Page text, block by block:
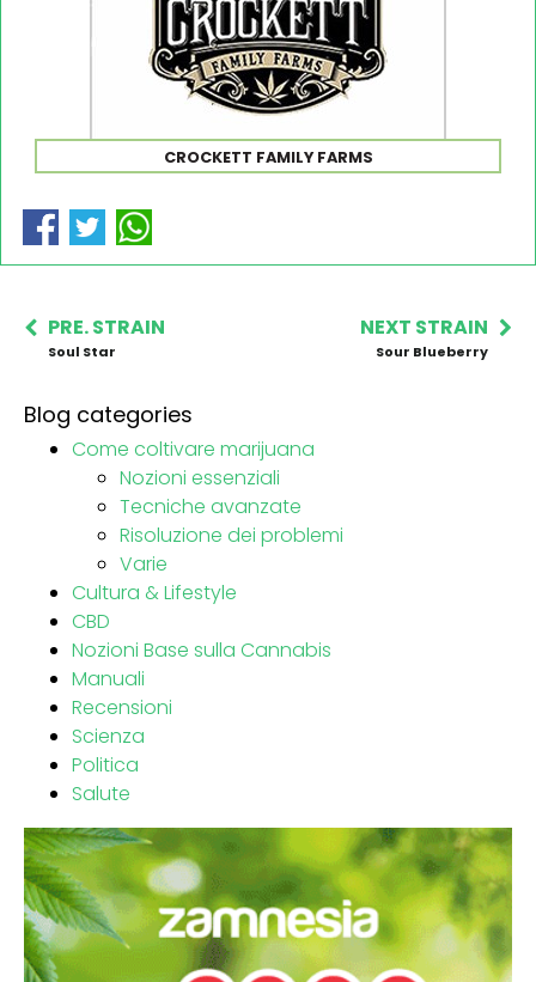
CROCKETT FAMILY FARMS
PRE. STRAIN
Soul Star
NEXT STRAIN
Sour Blueberry
Blog categories
Come coltivare marijuana
Nozioni essenziali
Tecniche avanzate
Risoluzione dei problemi
Varie
Cultura & Lifestyle
CBD
Nozioni Base sulla Cannabis
Manuali
Recensioni
Scienza
Politica
Salute